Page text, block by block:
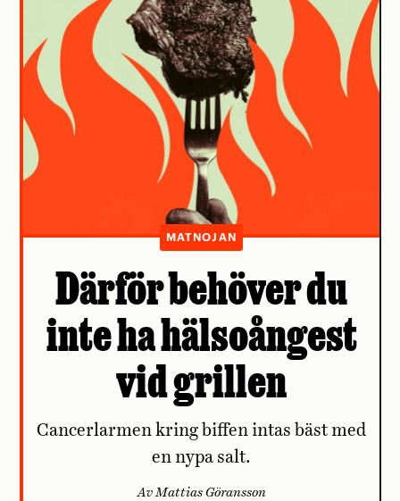
MATNOJAN
Därför behöver du
inte ha hälsoångest
vid grillen
Cancerlarmen kring biffen intas bäst med
en nypa salt.
Av Mattias Göransson